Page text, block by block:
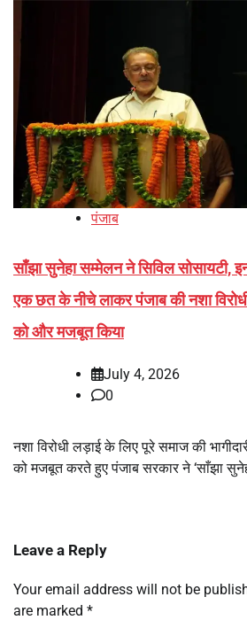
पंजाब
साँझा सुनेहा सम्मेलन ने सिविल सोसायटी,
एक छत के नीचे लाकर पंजाब की नशा विरोधी
को और मजबूत किया
July 4, 2026
0
नशा विरोधी लड़ाई के लिए पूरे समाज की
को मजबूत करते हुए पंजाब सरकार ने ‘साँझा
Leave a Reply
Your email address will not be
are marked *